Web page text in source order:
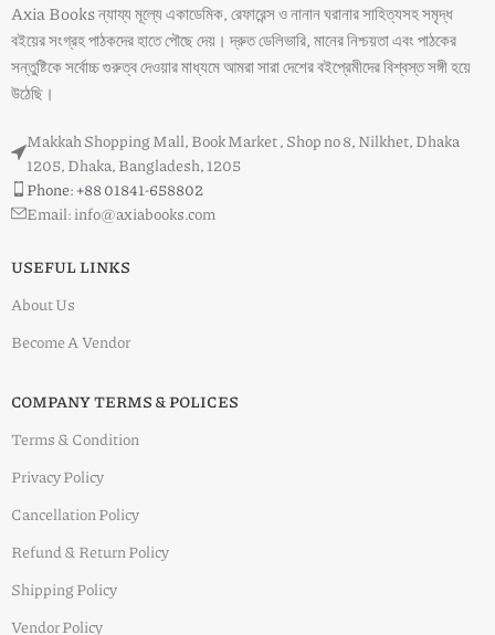
Axia Books ন্যায্য মূল্যে একাডেমিক, রেফারেন্স ও নানান ঘরানার সাহিত্যসহ সমৃদ্ধ
বইয়ের সংগ্রহ পাঠকদের হাতে পৌছে দেয়। দ্রুত ডেলিভারি, মানের নিশ্চয়তা এবং পাঠকের
সন্তুষ্টিকে সর্বোচ্চ গুরুত্ব দেওয়ার মাধ্যমে আমরা সারা দেশের বইপ্রেমীদের বিশ্বস্ত সঙ্গী হয়ে
উঠেছি।
Makkah Shopping Mall, Book Market , Shop no 8, Nilkhet, Dhaka
1205, Dhaka, Bangladesh, 1205
Phone: +88 01841-658802
Email: info@axiabooks.com
USEFUL LINKS
About Us
Become A Vendor
COMPANY TERMS & POLICES
Terms & Condition
Privacy Policy
Cancellation Policy
Refund & Return Policy
Shipping Policy
Vendor Policy